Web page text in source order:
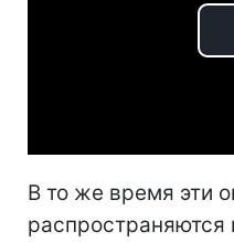
В то же время эти